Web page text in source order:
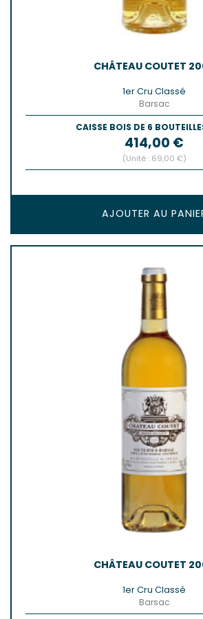
CHÂTEAU COUTET
1er Cru Classé
Barsac
CAISSE BOIS DE 6
Prix
414,00 €
(Unité : 69,00 €)
AJOUTER AU
CHÂTEAU COUTET
1er Cru Classé
Barsac